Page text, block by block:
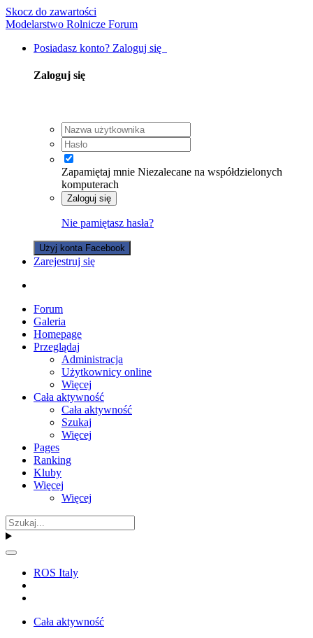
Skocz do zawartości
Modelarstwo Rolnicze Forum
Posiadasz konto? Zaloguj się
Zaloguj się
Zapamiętaj mnie Niezalecane na współdzielonych
komputerach
Zaloguj się
Nie pamiętasz hasła?
Użyj konta Facebook
Zarejestruj się
Forum
Galeria
Homepage
Przeglądaj
Administracja
Użytkownicy online
Więcej
Cała aktywność
Cała aktywność
Szukaj
Więcej
Pages
Ranking
Kluby
Więcej
Więcej
ROS Italy
Cała aktywność